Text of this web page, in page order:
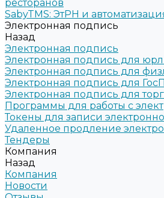
ресторанов
SabyTMS: ЭтРН и
Электронная подпись
Назад
Электронная подпись
Электронная подпись для
Электронная подпись для
Электронная подпись для
Электронная подпись для
Программы для работы с
Токены для записи
Удаленное продление
Тендеры
Компания
Назад
Компания
Новости